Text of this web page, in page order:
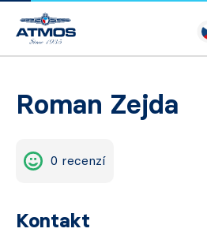
Roman Zejda
0 recenzí
Kontakt